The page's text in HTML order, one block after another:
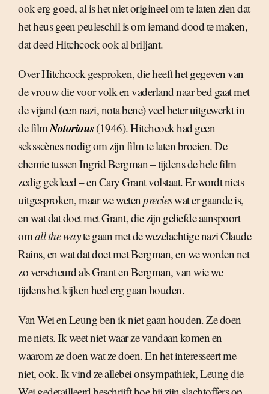
ook erg goed, al is het niet origineel om te laten zien dat
het heus geen peuleschil is om iemand dood te maken,
dat deed Hitchcock ook al briljant.
Over Hitchcock gesproken, die heeft het gegeven van
de vrouw die voor volk en vaderland naar bed gaat met
de vijand (een nazi, nota bene) veel beter uitgewerkt in
de filmNotorious(1946). Hitchcock had geen
seksscènes nodig om zijn film te laten broeien. De
chemie tussen Ingrid Bergman – tijdens de hele film
zedig gekleed – en Cary Grant volstaat. Er wordt niets
uitgesproken, maar we wetenprecieswat er gaande is,
en wat dat doet met Grant, die zijn geliefde aanspoort
omall the wayte gaan met de wezelachtige nazi Claude
Rains, en wat dat doet met Bergman, en we worden net
zo verscheurd als Grant en Bergman, van wie we
tijdens het kijken heel erg gaan houden.
Van Wei en Leung ben ik niet gaan houden. Ze doen
me niets. Ik weet niet waar ze vandaan komen en
waarom ze doen wat ze doen. En het interesseert me
niet, ook. Ik vind ze allebei onsympathiek, Leung die